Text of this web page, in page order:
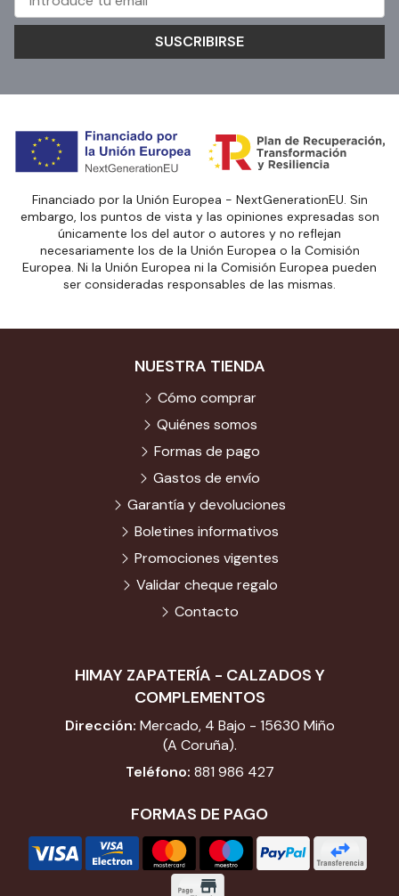
SUSCRIBIRSE
Financiado por la Unión Europea - NextGenerationEU. Sin
embargo, los puntos de vista y las opiniones expresadas son
únicamente los del autor o autores y no reflejan
necesariamente los de la Unión Europea o la Comisión
Europea. Ni la Unión Europea ni la Comisión Europea pueden
ser consideradas responsables de las mismas.
HIMAY ZAPATERÍA - CALZADOS Y
COMPLEMENTOS
Dirección: Mercado, 4 Bajo - 15630 Miño
(A Coruña).
Teléfono: 881 986 427
FORMAS DE PAGO
NUESTRA TIENDA
Cómo comprar
Quiénes somos
Formas de pago
Gastos de envío
Garantía y devoluciones
Boletines informativos
Promociones vigentes
Validar cheque regalo
Contacto